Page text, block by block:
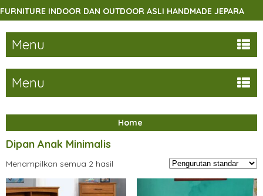
INDOOR DAN OUTDOOR ASLI HANDMADE JEPARA
Menu
Menu
Home
Dipan Anak Minimalis
Menampilkan semua 2 hasil